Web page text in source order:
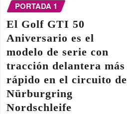
PORTADA 1
El Golf GTI 50
Aniversario es el
modelo de serie con
tracción delantera más
rápido en el circuito de
Nürburgring
Nordschleife